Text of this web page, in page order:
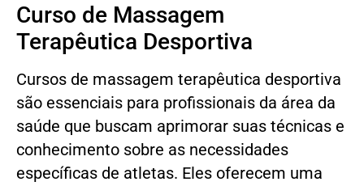
Curso de Massagem
Terapêutica Desportiva
Cursos de massagem terapêutica desportiva
são essenciais para profissionais da área da
saúde que buscam aprimorar suas técnicas e
conhecimento sobre as necessidades
específicas de atletas. Eles oferecem uma